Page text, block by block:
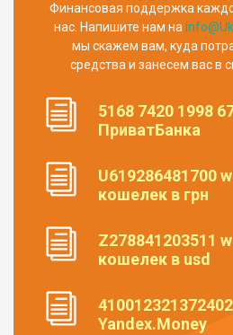
Финансовая поддержка
нас. Напишите нам на
мы скажем вам, куда
средства и занесем вас в
5168 7420 1998
ПриватБанка
U619286481700
кошелек в грн
Z278841203511
кошелек в usd
Yandex.Money